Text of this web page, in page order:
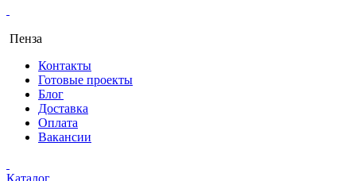
Пенза
Контакты
Готовые проекты
Блог
Доставка
Оплата
Вакансии
Каталог